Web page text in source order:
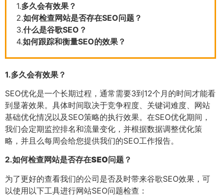
1.多久会有效果？
2.如何检查网站是否存在SEO问题？
3.什么是谷歌SEO？
4.如何跟踪和衡量SEO的效果？
1.多久会有效果？
SEO优化是一个长期过程，通常需要3到12个月的时间才能看
到显著效果。具体时间取决于竞争程度、关键词难度、网站
基础优化情况以及SEO策略的执行效果。在SEO优化期间，
我们会定期监控排名和流量变化，并根据数据调整优化策
略，并且么每周会给您提供我们的SEO工作报告。
2.如何检查网站是否存在SEO问题？
为了更好的查看我们的公司是否及时带来谷歌SEO效果，可
以使用以下工具进行网站SEO问题检查：